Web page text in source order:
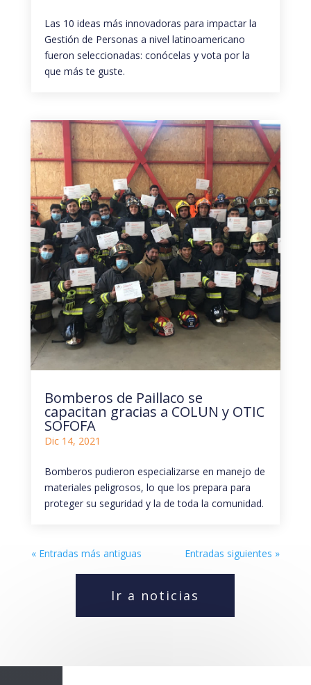
Las 10 ideas más innovadoras para impactar la
Gestión de Personas a nivel latinoamericano
fueron seleccionadas: conócelas y vota por la
que más te guste.
Bomberos de Paillaco se
capacitan gracias a COLUN y OTIC
SOFOFA
Dic 14, 2021
Bomberos pudieron especializarse en manejo de
materiales peligrosos, lo que los prepara para
proteger su seguridad y la de toda la comunidad.
« Entradas más antiguas Entradas siguientes »
Ir a noticias